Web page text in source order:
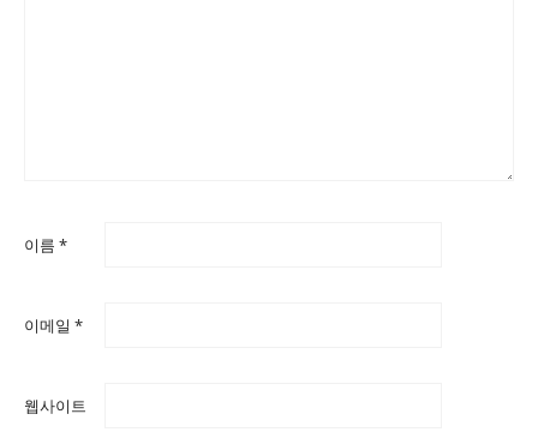
이름 *
이메일 *
웹사이트